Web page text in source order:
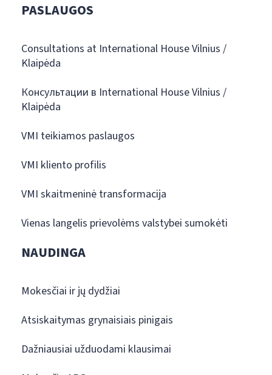
PASLAUGOS
Consultations at International House Vilnius /
Klaipėda
Консультации в International House Vilnius /
Klaipėda
VMI teikiamos paslaugos
VMI kliento profilis
VMI skaitmeninė transformacija
Vienas langelis prievolėms valstybei sumokėti
NAUDINGA
Mokesčiai ir jų dydžiai
Atsiskaitymas grynaisiais pinigais
Dažniausiai užduodami klausimai